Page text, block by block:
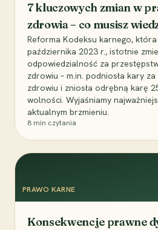
7 kluczowych zmian w
zdrowia – co musisz
Reforma Kodeksu karnego, która
października 2023 r., istotnie
odpowiedzialność za
zdrowiu – m.in. podniosła kary
zdrowiu i zniosła odrębną karę
wolności. Wyjaśniamy
aktualnym brzmieniu.
8 min czytania
PRAWO KARNE
Konsekwencje prawne